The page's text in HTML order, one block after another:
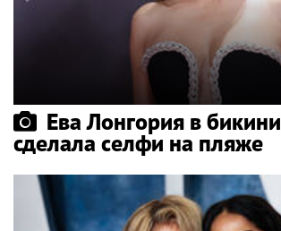
Ева Лонгория в бикини
сделала селфи на пляже